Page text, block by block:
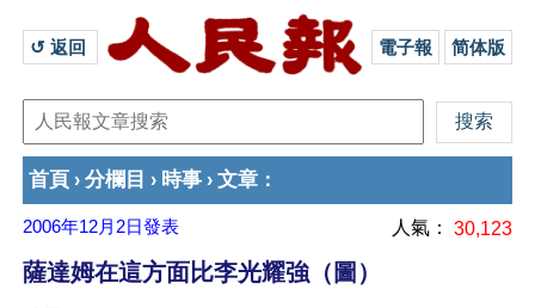
↺ 返回 電子報 简体版
首頁 › 分欄目 › 時事 › 文章 ：
2006年12月2日發表 人氣： 30,123
薩達姆在這方面比李光耀強（圖）